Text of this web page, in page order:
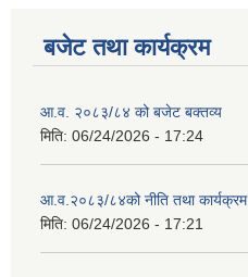
बजेट तथा कार्यक्रम
आ.व. २०८३/८४ को बजेट बक्तव्य
मिति: 06/24/2026 - 17:24
आ.व.२०८३/८४को नीति तथा कार्यक्रम
मिति: 06/24/2026 - 17:21